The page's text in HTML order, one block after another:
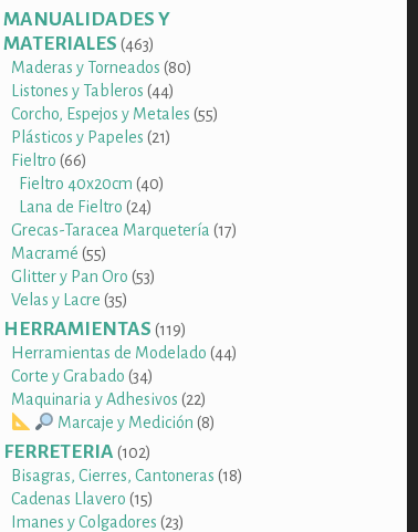
productos
MANUALIDADES Y
MATERIALES 463463
productos
Maderas y Torneados 8080
Listones y Tableros 4444
productos
Corcho, Espejos y Metales 5555
Plásticos y Papeles 2121
Fieltro 6666
productos
Fieltro 40x20cm 4040
Lana de Fieltro 2424
productos
Grecas-Taracea Marquetería 1717
Macramé 5555
productos
Glitter y Pan Oro 5353
Velas y Lacre 3535
productos
HERRAMIENTAS 119119
productos
Herramientas de Modelado 4444
Corte y Grabado 3434
productos
Maquinaria y Adhesivos 2222
productos
Marcaje y Medición 88
FERRETERIA 102102
productos
Bisagras, Cierres, Cantoneras 1818
Cadenas Llavero 1515
productos
Imanes y Colgadores 2323